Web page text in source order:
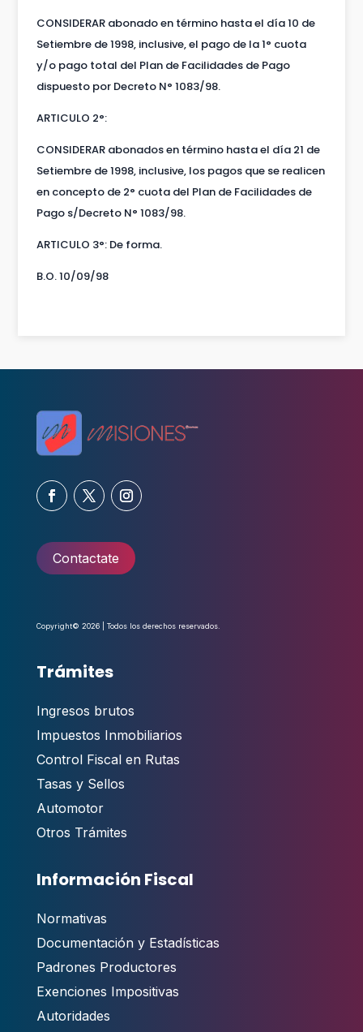
CONSIDERAR abonado en término hasta el día 10 de
Setiembre de 1998, inclusive, el pago de la 1° cuota
y/o pago total del Plan de Facilidades de Pago
dispuesto por Decreto N° 1083/98.
ARTICULO 2°:
CONSIDERAR abonados en término hasta el día 21 de
Setiembre de 1998, inclusive, los pagos que se realicen
en concepto de 2° cuota del Plan de Facilidades de
Pago s/Decreto N° 1083/98.
ARTICULO 3°: De forma.
B.O. 10/09/98
Contactate
Copyright© 2026 | Todos los derechos reservados.
Trámites
Ingresos brutos
Impuestos Inmobiliarios
Control Fiscal en Rutas
Tasas y Sellos
Automotor
Otros Trámites
Información Fiscal
Normativas
Documentación y Estadísticas
Padrones Productores
Exenciones Impositivas
Autoridades